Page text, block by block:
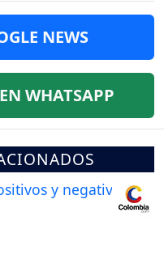
NEWS
WHATSAPP